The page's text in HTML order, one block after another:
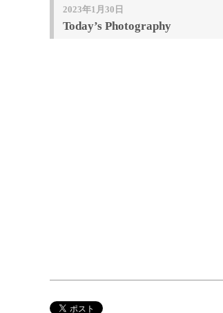
2023年1月30日
Today’s Photography